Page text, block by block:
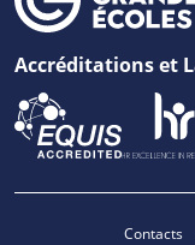
Accréditations et
Contacts